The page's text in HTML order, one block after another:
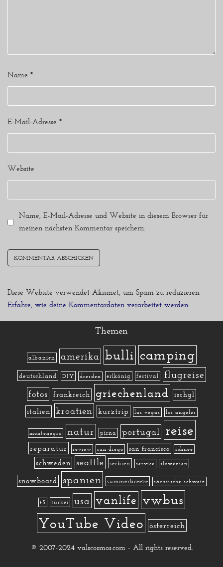
Name *
E-Mail-Adresse *
Website
Name, E-Mail-Adresse und Website in diesem Browser für
meinen nächsten Kommentar speichern.
Diese Website verwendet Akismet, um Spam zu reduzieren.
Erfahre, wie deine Kommentardaten verarbeitet werden.
Themen
albanien amerika bulli camping
deutschland DIY dresden erlkönig festival flugreise
fotos frankreich griechenland ischgl
italien kroatien kurztrip las vegas los angeles
montenegro natur pirna portugal reise
reparatur review san diego san francisco schnee
schweden seattle serbien service slowenien
snowboard spanien summerbreeze sächsische schweiz
t5 türkei usa vanlife vwbus
YouTube Video österreich
© 2007-2024 valscosmos.com - All rights reserved.